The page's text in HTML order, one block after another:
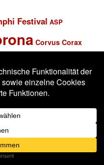
Festival ASP
Corvus Corax
Hämatom
Instanz